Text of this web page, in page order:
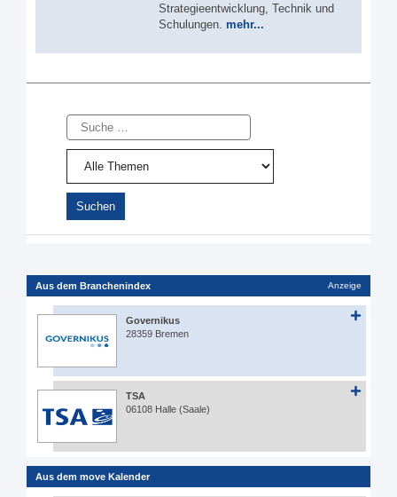
Strategieentwicklung, Technik und
Schulungen. mehr...
Suche
Aus dem Branchenindex Anzeige
Governikus
28359 Bremen
TSA
06108 Halle (Saale)
Aus dem move Kalender